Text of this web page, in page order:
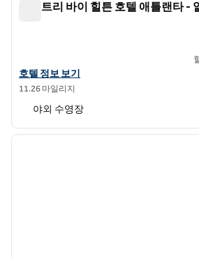
더블트리 바이 힐튼 호텔 애틀랜타 -
더블트리 바이 힐튼 호텔 애틀랜타 - 알파레
호텔 정보 보기
11.26 마일리지
야외 수영장
1/12